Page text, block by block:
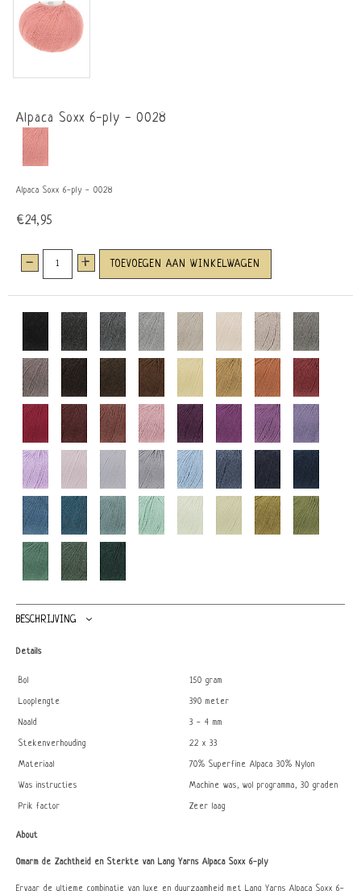
Alpaca Soxx 6-ply - 0028
Alpaca Soxx 6-ply - 0028
€24,95
- + TOEVOEGEN AAN WINKELWAGEN
BESCHRIJVING
Details
Bol 150 gram
Looplengte 390 meter
Naald 3 - 4 mm
Stekenverhouding 22 x 33
Materiaal 70% Superfine Alpaca 30% Nylon
Was instructies Machine was, wol programma, 30 graden
Prik factor Zeer laag
About
Omarm de Zachtheid en Sterkte van Lang Yarns Alpaca Soxx 6-ply
Ervaar de ultieme combinatie van luxe en duurzaamheid met Lang Yarns Alpaca Soxx 6-